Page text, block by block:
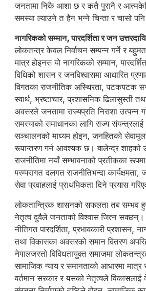
जनतामा निकै आशा छ र कतै पुरानै र
समस्या ल्याउने त हैन भन्ने चिन्ता र चासो
नागरिकको सम्मान, पारदर्शिता र जन
लोकतन्त्र केवल निर्वाचन सम्पन्न गर्ने र बहुमत
मात्र होइनस यो नागरिकको सम्मान,
विधिको शासन र जनविश्वासमा आधारित
विगतका राजनीतिक अस्थिरता, पटकपटक
स्वार्थ, भ्रष्टाचार, प्रशासनिक ढिलासुस्ती
अवसरले जनतामा राज्यप्रति निराशा उत्पन्न
समस्याको समाधानका लागि राज्य
सञ्चालनको माध्यम होइन, जनहितको
रूपान्तरण गर्न आवश्यक छ। बालेन्द्र शाहको
राजनीतिमा नयाँ सम्भावनाको प्रतीकका
परम्परागत दलगत राजनीतिभन्दा कार्यक्षमता,
सेवा प्रवाहलाई प्राथमिकता दिने प्रयास
लोकतान्त्रिक शासनको सफलता तब सम्भव
नेतृत्व दुवैले जनताको विश्वास जित्न सक्छन्।
नीतिगत पारदर्शिता, प्रभावकारी प्रशासन,
तथा विकासका अवसरको समान वितरण
नेपालजस्तो विविधतायुक्त समाजमा
सामाजिक न्याय र समानताको आधारमा
वर्तमान सरकार र यसको नेतृत्वले